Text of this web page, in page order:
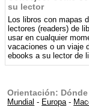
su lector
Los libros con mapas
lectores (readers) de
usar en cualquier
vacaciones o un viaje
ebooks a su lector de
Orientación:
Mundial - Europa-